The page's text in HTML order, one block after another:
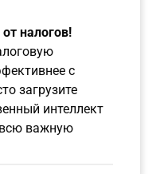
налогов!
с
загрузите
интеллект
всю важную